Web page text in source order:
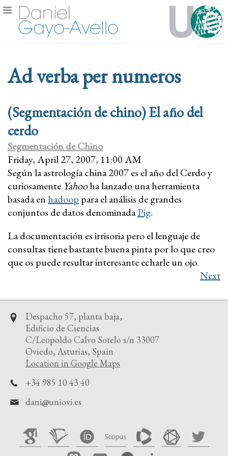
Ad verba per numeros
(Segmentación de chino) El año del
cerdo
Segmentación de Chino
Friday, April 27, 2007, 11:00 AM
Según la astrología china 2007 es el año del Cerdo y
curiosamente Yahooha lanzado una herramienta
basada en hadoop para el análisis de grandes
conjuntos de datos denominadaPig.
La documentación es irrisoria pero el lenguaje de
consultas tiene bastante buena pinta por lo que creo
que os puede resultar interesante echarle un ojo.
Next
Despacho 57, planta baja,
Edificio de Ciencias
C/Leopoldo Calvo Sotelo s/n 33007
Oviedo, Asturias, Spain
Location in Google Maps
+34 985 10 43 40
dani
uniovi.es